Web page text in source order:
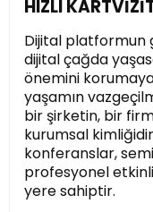
HIZLI
Dijital platformun
dijital çağda
önemini
yaşamın
bir şirketin, bir
kurumsal
konferanslar,
profesyonel
yere sahiptir.